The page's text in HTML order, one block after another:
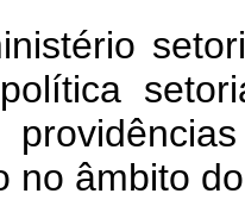
no âmbito